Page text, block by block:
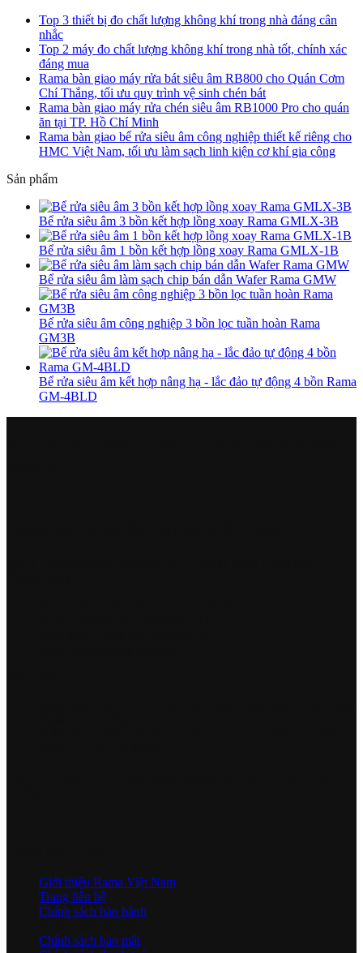
Top 3 thiết bị đo chất lượng không khí trong nhà đáng cân
nhắc
Top 2 máy đo chất lượng không khí trong nhà tốt, chính xác
đáng mua
Rama bàn giao máy rửa bát siêu âm RB800 cho Quán Cơm
Chí Thắng, tối ưu quy trình vệ sinh chén bát
Rama bàn giao máy rửa chén siêu âm RB1000 Pro cho quán
ăn tại TP. Hồ Chí Minh
Rama bàn giao bể rửa siêu âm công nghiệp thiết kế riêng cho
HMC Việt Nam, tối ưu làm sạch linh kiện cơ khí gia công
Sản phẩm
Bể rửa siêu âm 3 bồn kết hợp lồng xoay Rama GMLX-3B
Bể rửa siêu âm 1 bồn kết hợp lồng xoay Rama GMLX-1B
Bể rửa siêu âm làm sạch chip bán dẫn Wafer Rama GMW
Bể rửa siêu âm công nghiệp 3 bồn lọc tuần hoàn Rama
GM3B
Bể rửa siêu âm kết hợp nâng hạ - lắc đảo tự động 4 bồn Rama
GM-4BLD
Giới thiệu Rama Việt Nam
Trang liên hệ
Chính sách bảo hành
Chính sách bảo mật